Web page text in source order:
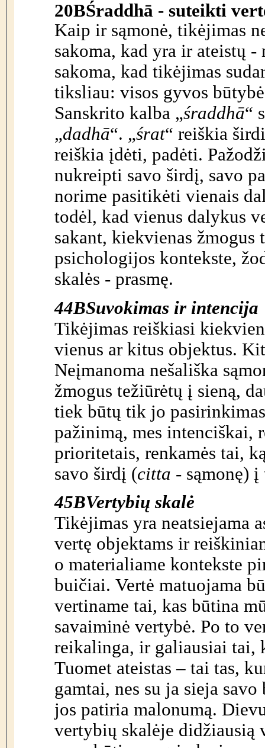
20BŚraddhā - suteikti
Kaip ir sąmonė, tikėjimas
sakoma, kad yra ir ateistų
sakoma, kad tikėjimas
tiksliau: visos gyvos
Sanskrito kalba „śraddhā“
„dadhā“. „śrat“ reiškia
reiškia įdėti, padėti.
nukreipti savo širdį, savo
norime pasitikėti vienais
todėl, kad vienus dalykus
sakant, kiekvienas
psichologijos kontekste,
skalės - prasmę.
44BSuvokimas ir intencija
Tikėjimas reiškiasi
vienus ar kitus objektus.
Neįmanoma nešališka
žmogus težiūrėtų į sieną,
tiek būtų tik jo
pažinimą, mes intenciškai,
prioritetais, renkamės tai,
savo širdį (citta - sąmonę)
45BVertybių skalė
Tikėjimas yra neatsiejama
vertę objektams ir
o materialiame kontekste
buičiai. Vertė matuojama
vertiname tai, kas būtina
savaiminė vertybė. Po to
reikalinga, ir galiausiai tai,
Tuomet ateistas – tai tas,
gamtai, nes su ja sieja
jos patiria malonumą.
vertybių skalėje didžiausią